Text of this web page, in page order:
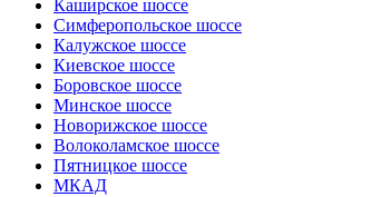
Каширское шоссе
Симферопольское шоссе
Калужское шоссе
Киевское шоссе
Боровское шоссе
Минское шоссе
Новорижское шоссе
Волоколамское шоссе
Пятницкое шоссе
МКАД